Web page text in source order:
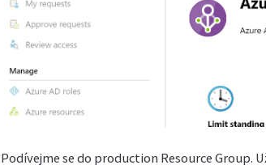
Podívejme se do production Resource Group.